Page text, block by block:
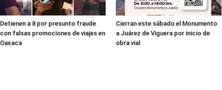
Detienen a 8 por presunto fraude
con falsas promociones de viajes en
Oaxaca
Cierran este sábado el Monumento
a Juárez de Viguera por inicio de
obra vial